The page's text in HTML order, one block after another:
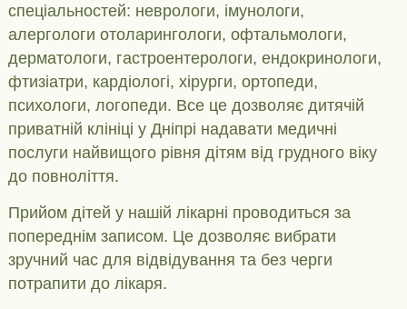
спеціальностей: неврологи, імунологи,
алергологи отоларингологи, офтальмологи,
дерматологи, гастроентерологи, ендокринологи,
фтизіатри, кардіологі, хірурги, ортопеди,
психологи, логопеди. Все це дозволяє дитячій
приватній клініці у Дніпрі надавати медичні
послуги найвищого рівня дітям від грудного віку
до повноліття.
Прийом дітей у нашій лікарні проводиться за
попереднім записом. Це дозволяє вибрати
зручний час для відвідування та без черги
потрапити до лікаря.